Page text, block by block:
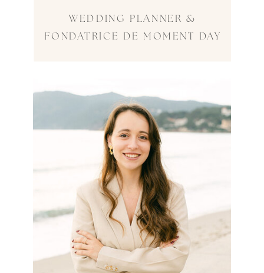
WEDDING PLANNER &
FONDATRICE DE MOMENT DAY